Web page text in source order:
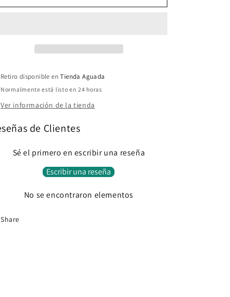
Retiro disponible enTienda Aguada
Normalmente está listo en 24 horas
Ver información de la tienda
de Clientes
Sé el primero en escribir una reseña
Escribir una reseña
No se encontraron elementos
Share